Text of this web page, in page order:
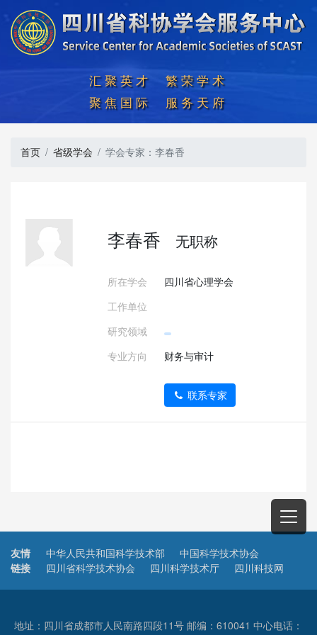
汇聚英才  繁荣学术
聚焦国际  服务天府
首页 省级学会 学会专家：李春香
李春香 无职称
所在学会
四川省心理学会
工作单位
研究领域
专业方向
财务与审计
联系专家
友情
链接
中华人民共和国科学技术部
中国科学技术协会
四川省科学技术协会
四川科学技术厅 四川科技网
地址：四川省成都市人民南路四段11号 邮编：610041 中心电话：